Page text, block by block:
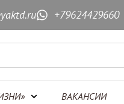
+79624429660
ВАКАНСИИ